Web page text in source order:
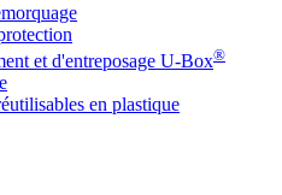
et d'entreposage U-Box®
en plastique